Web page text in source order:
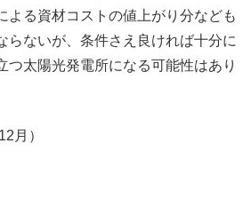
よる資材コストの値上がり分なども
らないが、条件さえ良ければ十分に
つ太陽光発電所になる可能性はあり
月）